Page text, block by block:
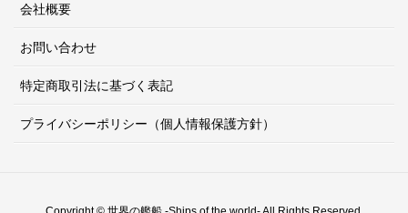
会社概要
お問い合わせ
特定商取引法に基づく表記
プライバシーポリシー（個人情報保護方針）